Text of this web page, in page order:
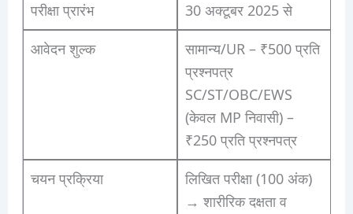
परीक्षा प्रारंभ 30 अक्टूबर 2025 से
आवेदन शुल्क
सामान्य/UR – ₹500 प्रति
प्रश्नपत्र
SC/ST/OBC/EWS
(केवल MP निवासी) –
₹250 प्रति प्रश्नपत्र
चयन प्रक्रिया
लिखित परीक्षा (100 अंक)
→ शारीरिक दक्षता व